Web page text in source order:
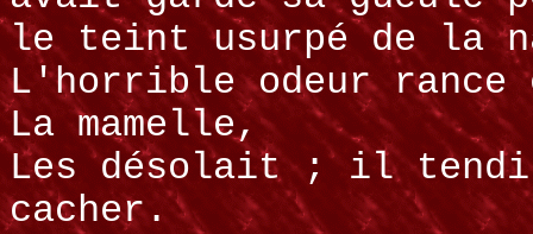
le teint usurpé de la
L'horrible odeur rance
La mamelle,
Les désolait ; il
cacher.